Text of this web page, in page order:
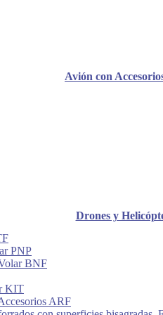
Avión con
Drones y
PNP
BNF
KIT
ARF